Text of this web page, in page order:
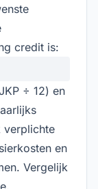
credit is:
÷ 12) en
verplichte
en
Vergelijk